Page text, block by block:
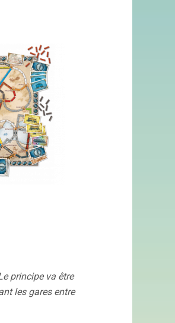
principe va être
les gares entre